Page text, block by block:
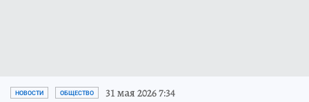
НОВОСТИ ОБЩЕСТВО 31 мая 2026 7:34